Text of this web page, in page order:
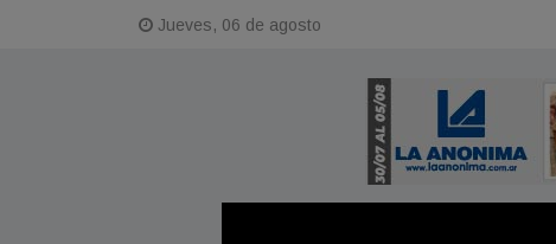
Jueves, 06 de agosto